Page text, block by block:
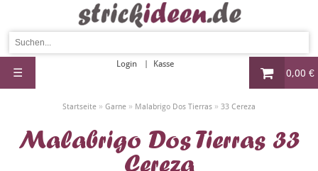
0,00 €
Login Kasse
☰
Startseite » Garne » Malabrigo Dos Tierras » 33 Cereza
Malabrigo Dos Tierras 33
Cereza